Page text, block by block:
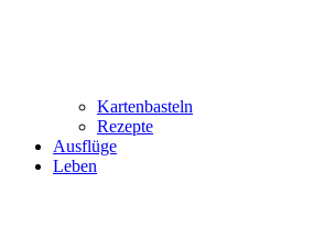
Kartenbasteln
Rezepte
Ausflüge
Leben